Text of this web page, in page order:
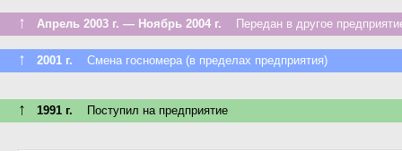
↑ Апрель 2003 г. — Ноябрь 2004 г. Передан в другое
↑ 2001 г. Смена госномера (в пределах предприятия)
↑ 1991 г. Поступил на предприятие